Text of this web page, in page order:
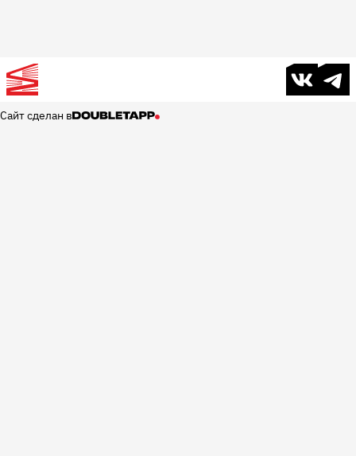
В контакте
Сайт сделан в